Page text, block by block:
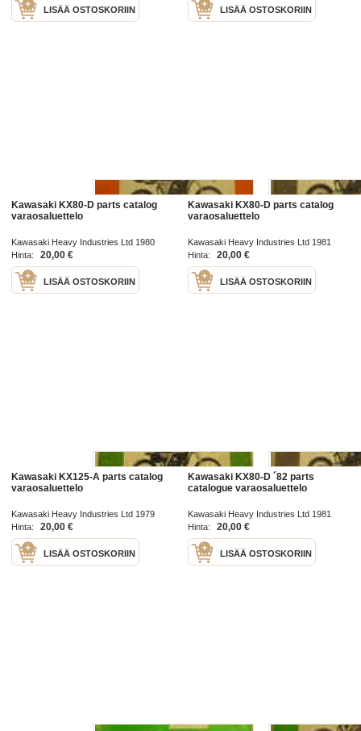
LISÄÄ OSTOSKORIIN LISÄÄ OSTOSKORIIN
Kawasaki KX80-D parts catalog
varaosaluettelo
Kawasaki Heavy Industries Ltd 1980
Hinta:
20,00 €
LISÄÄ OSTOSKORIIN
Kawasaki KX80-D parts catalog
varaosaluettelo
Kawasaki Heavy Industries Ltd 1981
Hinta:
20,00 €
LISÄÄ OSTOSKORIIN
Kawasaki KX125-A parts catalog
varaosaluettelo
Kawasaki Heavy Industries Ltd 1979
Hinta:
20,00 €
LISÄÄ OSTOSKORIIN
Kawasaki KX80-D ´82 parts
catalogue varaosaluettelo
Kawasaki Heavy Industries Ltd 1981
Hinta:
20,00 €
LISÄÄ OSTOSKORIIN